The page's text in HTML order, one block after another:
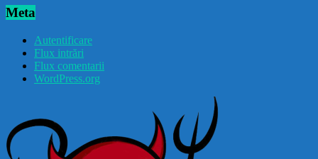
Meta
Autentificare
Flux intrări
Flux comentarii
WordPress.org